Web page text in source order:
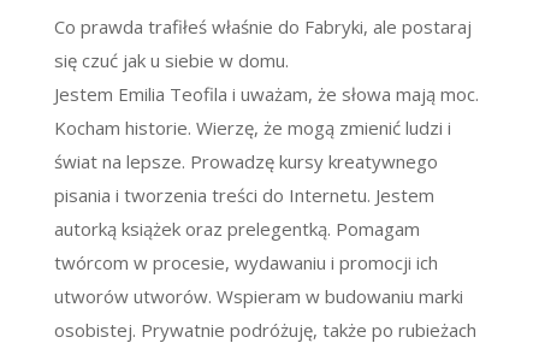
Co prawda trafiłeś właśnie do Fabryki, ale postaraj
się czuć jak u siebie w domu.
Jestem Emilia Teofila i uważam, że słowa mają moc.
Kocham historie. Wierzę, że mogą zmienić ludzi i
świat na lepsze. Prowadzę kursy kreatywnego
pisania i tworzenia treści do Internetu. Jestem
autorką książek oraz prelegentką. Pomagam
twórcom w procesie, wydawaniu i promocji ich
utworów utworów. Wspieram w budowaniu marki
osobistej. Prywatnie podróżuję, także po rubieżach